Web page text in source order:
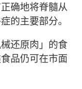
确地将脊髓从
的主要部分。
还原肉」的食
品仍可在市面